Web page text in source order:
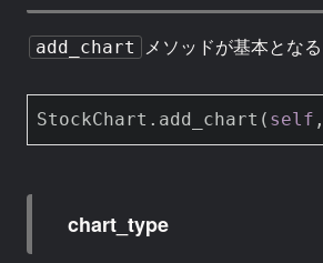
add_chart メソッドが基本となる
StockChart.add_chart( self
chart_type